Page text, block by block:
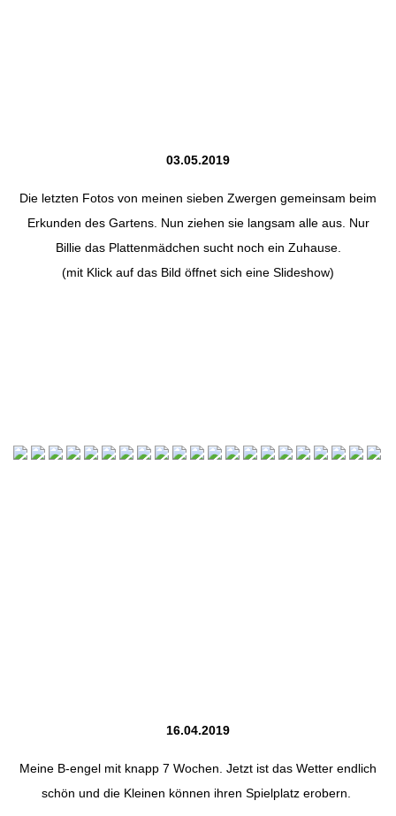
03.05.2019
Die letzten Fotos von meinen sieben Zwergen gemeinsam beim
Erkunden des Gartens. Nun ziehen sie langsam alle aus. Nur
Billie das Plattenmädchen sucht noch ein Zuhause.
(mit Klick auf das Bild öffnet sich eine Slideshow)
16.04.2019
Meine B-engel mit knapp 7 Wochen. Jetzt ist das Wetter endlich
schön und die Kleinen können ihren Spielplatz erobern.